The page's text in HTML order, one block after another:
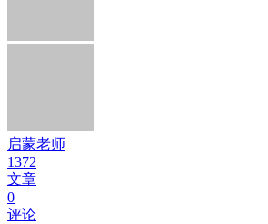
启蒙老师
1372
文章
0
评论